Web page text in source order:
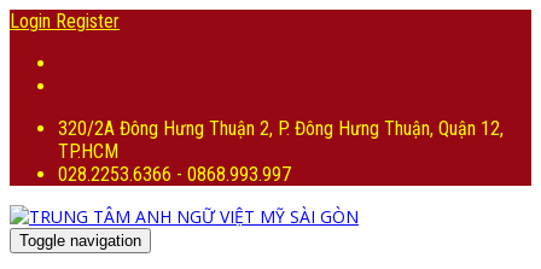
Login Register
320/2A Đông Hưng Thuận 2, P. Đông Hưng Thuận, Quận 12,
TP.HCM
028.2253.6366 - 0868.993.997
Toggle navigation